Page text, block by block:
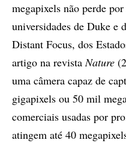
megapixels não perde
universidades de Duke e
Distant Focus, dos
artigo na revistaNature
uma câmera capaz de
gigapixels ou 50 mil
comerciais usadas por
atingem até 40